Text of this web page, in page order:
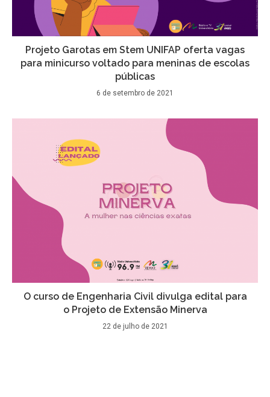
Projeto Garotas em Stem UNIFAP oferta vagas
para minicurso voltado para meninas de escolas
públicas
6 de setembro de 2021
O curso de Engenharia Civil divulga edital para
o Projeto de Extensão Minerva
22 de julho de 2021